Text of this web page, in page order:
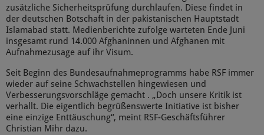
zusätzliche Sicherheitsprüfung durchlaufen. Diese findet in
der deutschen Botschaft in der pakistanischen Hauptstadt
Islamabad statt. Medienberichte zufolge warteten Ende Juni
insgesamt rund 14.000 Afghaninnen und Afghanen mit
Aufnahmezusage auf ihr Visum.
Seit Beginn des Bundesaufnahmeprogramms habe RSF immer
wieder auf seine Schwachstellen hingewiesen und
Verbesserungsvorschläge gemacht . „Doch unsere Kritik ist
verhallt. Die eigentlich begrüßenswerte Initiative ist bisher
eine einzige Enttäuschung“, meint RSF-Geschäftsführer
Christian Mihr dazu.